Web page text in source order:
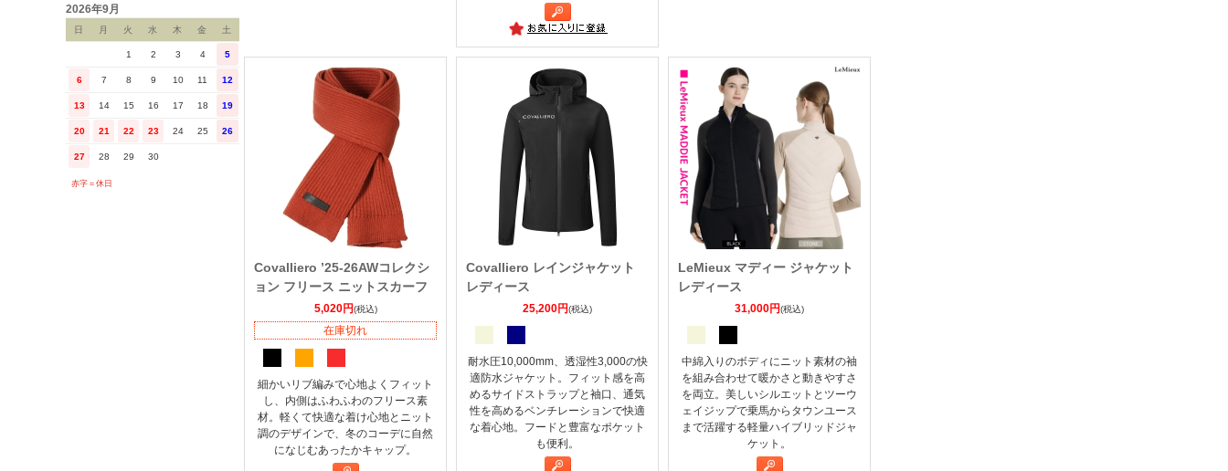
2026年9月
日 月 火 水 木 金 土
1 2 3 4 5
6 7 8 9 10 11 12
13 14 15 16 17 18 19
20 21 22 23 24 25 26
27 28 29 30
赤字＝休日
Covalliero ’25-26AWコレクシ
ョン フリース ニットスカーフ
5,020円(税込)
在庫切れ
細かいリブ編みで心地よくフィット
し、内側はふわふわのフリース素
材。軽くて快適な着け心地とニット
調のデザインで、冬のコーデに自然
になじむあったかキャップ。
Covalliero レインジャケット
レディース
25,200円(税込)
耐水圧10,000mm、透湿性3,000の快
適防水ジャケット。フィット感を高
めるサイドストラップと袖口、通気
性を高めるベンチレーションで快適
な着心地。フードと豊富なポケット
も便利。
LeMieux マディー ジャケット
レディース
31,000円(税込)
中綿入りのボディにニット素材の袖
を組み合わせて暖かさと動きやすさ
を両立。美しいシルエットとツーウ
ェイジップで乗馬からタウンユース
まで活躍する軽量ハイブリッドジャ
ケット。